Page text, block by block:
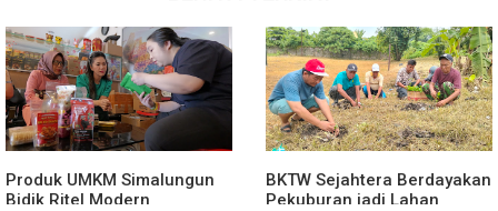
Produk UMKM Simalungun
Bidik Ritel Modern
BKTW Sejahtera Berdayakan
Pekuburan jadi Lahan